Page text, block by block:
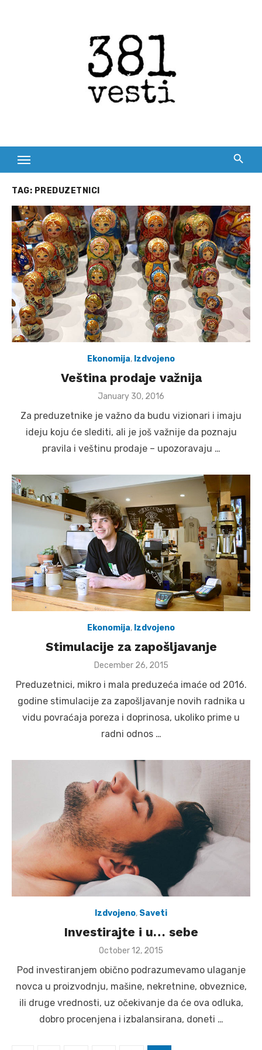
TAG: PREDUZETNICI
Ekonomija, Izdvojeno
Veština prodaje važnija
Posted
January 30, 2016
Za preduzetnike je važno da budu vizionari i imaju
ideju koju će slediti, ali je još važnije da poznaju
pravila i veštinu prodaje – upozoravaju …
Ekonomija, Izdvojeno
Stimulacije za zapošljavanje
Posted
December 26, 2015
Preduzetnici, mikro i mala preduzeća imaće od 2016.
godine stimulacije za zapošljavanje novih radnika u
vidu povraćaja poreza i doprinosa, ukoliko prime u
radni odnos …
Izdvojeno, Saveti
Investirajte i u… sebe
Posted
October 12, 2015
Pod investiranjem obično podrazumevamo ulaganje
novca u proizvodnju, mašine, nekretnine, obveznice,
ili druge vrednosti, uz očekivanje da će ova odluka,
dobro procenjena i izbalansirana, doneti …